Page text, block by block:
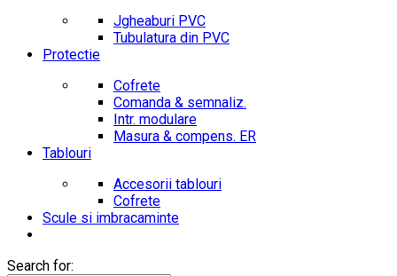
Jgheaburi PVC
Tubulatura din PVC
Protectie
Cofrete
Comanda & semnaliz.
Intr. modulare
Masura & compens. ER
Tablouri
Accesorii tablouri
Cofrete
Scule si imbracaminte
Search for: